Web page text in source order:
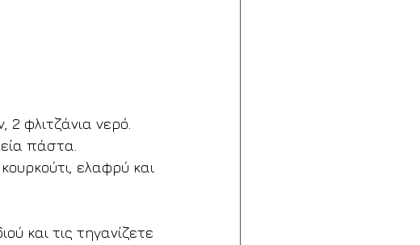
φλιτζάνια νερό.
πάστα.
ελαφρύ και
και τις τηγανίζετε